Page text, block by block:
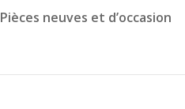
Pièces neuves et d’occasion